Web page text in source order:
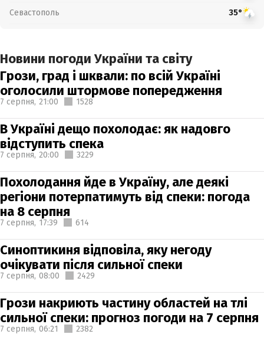
Севастополь 35°
Новини погоди України та світу
Грози, град і шквали: по всій Україні
оголосили штормове попередження
7 серпня, 21:00 1528
В Україні дещо похолодає: як надовго
відступить спека
7 серпня, 20:00 3229
Похолодання йде в Україну, але деякі
регіони потерпатимуть від спеки: погода
на 8 серпня
7 серпня, 17:39 614
Синоптикиня відповіла, яку негоду
очікувати після сильної спеки
7 серпня, 08:00 2429
Грози накриють частину областей на тлі
сильної спеки: прогноз погоди на 7 серпня
7 серпня, 06:21 2382